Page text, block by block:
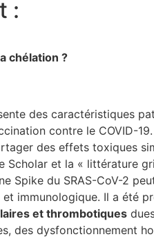
:
chélation ?
des caractéristiques
contre le COVID-
des effets toxiques
Scholar et la « littérature
Spike du SRAS-CoV-2
immunologique. Il a été
et thrombotiques
des dysfonctionnement